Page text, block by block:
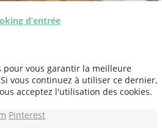
d’entrée
pour vous garantir la meilleure
vous continuez à utiliser ce dernier,
acceptez l'utilisation des cookies.
Pinterest